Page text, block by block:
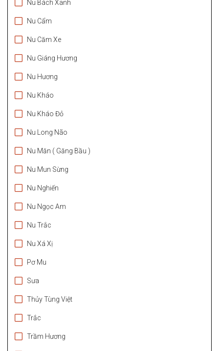
Nu Bách Xanh
Nu Cẩm
Nu Căm Xe
Nu Giáng Hương
Nu Hương
Nu Kháo
Nu Kháo Đỏ
Nu Long Não
Nu Măn ( Găng Bầu )
Nu Mun Sừng
Nu Nghiến
Nu Ngọc Am
Nu Trắc
Nu Xá Xị
Pơ Mu
Sưa
Thủy Tùng Việt
Trắc
Trầm Hương